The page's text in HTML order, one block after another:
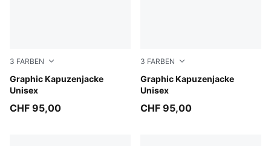
3 FARBEN
Graphic Kapuzenjacke
Unisex
Chai Latte
CHF 95,00
3 FARBEN
Graphic Kapuzenjacke
Unisex
Puma Black
CHF 95,00